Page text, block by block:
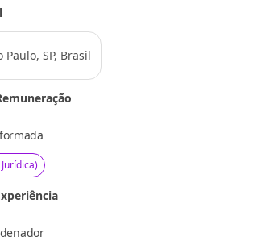
Paulo, SP, Brasil
Jurídica)